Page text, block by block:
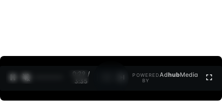
0:30 /
3:35
POWERED
BY
AdhubMedia